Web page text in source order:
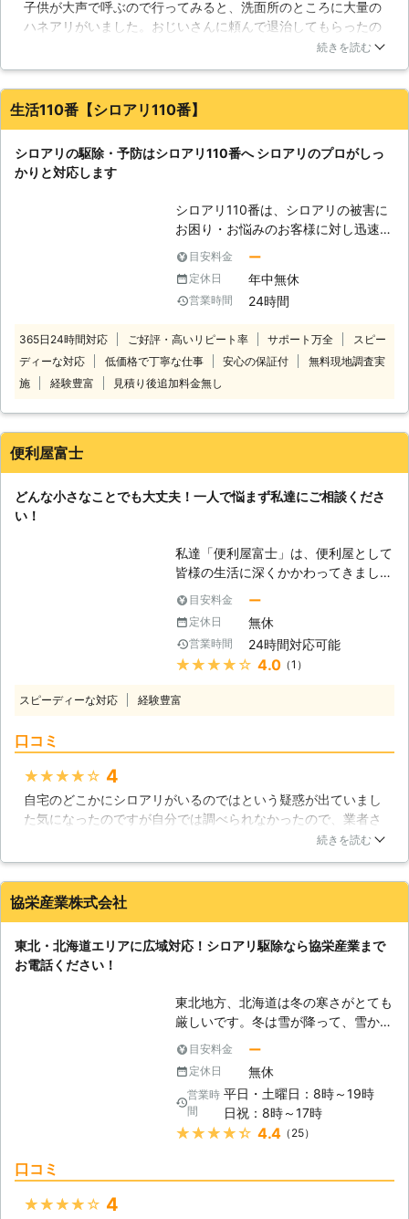
違う音がするハズです。玄関やお風呂
の床がいつもより柔らかいなと思った
経験はありませんでしょうか？もし、
柔らかくなっているのであればシロア
リの被害を受けている可能性が高いの
です。 【シロアリはすぐに駆除しま
見つけたらすぐに原因を特定すること
をおススメします。いや、おススメす
しょうシロアリの種類で「イエシロア
リ」というのがいるのですが、イエシ
ロアリの巣の中にはなんと50万～100
万匹ほどのシロアリが住んでいるので
す。見つけたシロアリが一匹でも、元
を辿るとそんな大量のシロアリがいる
にシロアリの巣があるかもしれませ
ん。もし、駆除をしたいのであれば当
子供が大声で呼ぶので行ってみると、洗面所のところに大量の
ハネアリがいました。おじいさんに頼んで退治してもらったの
ですが、今後どうするのか家族会議を開きました。そこで、旦
説明、てきぱきと作業もしてくれ、プロの仕事を見せてくれま
した。いつも丁寧な挨拶をしてくれ、とても気持ち良い担当者
いと思っています。
続きを読む
生活110番【シロアリ110番】
シロアリの駆除・予防はシロアリ110番へ シロアリのプロがしっ
かりと対応します
シロアリ110番は、シロアリの被害に
お困り・お悩みのお客様に対し迅速な
対応をさせていただいております。
シロアリは一匹でもいたら3万匹はい
ると言われています。もしも家の中や
お庭などでシロアリを見かけた際は被
い。駆除が遅れると、さらに被害が拡
大します。シロアリ110番では全国数
多くの加盟店と提携していますので、
経験と実績が豊富だから、これまでに
ら、施工に必要な時間も短縮。そし
て、常にお客様目線での作業を心掛け
やマンションなどの貨物物件などに出
現したシロアリの駆除、防除も対応し
ております。アリみたいな虫がいたけ
る…一回見積もりだけでもしてもらい
たい。ささいなことでも一度シロアリ
110番にお任せください！ シロアリを
ならず定期的な薬剤配布による対策が
ださい。
目安料金 ー
定休日 年中無休
営業時間 24時間
365日24時間対応 ご好評・高いリピート率 サポート万全
スピー
ディーな対応
低価格で丁寧な仕事 安心の保証付
無料現地調査実
施
経験豊富 見積り後追加料金無し
便利屋富士
どんな小さなことでも大丈夫！一人で悩まず私達にご相談くださ
い！
私達「便利屋富士」は、便利屋として
皆様の生活に深くかかわってきまし
た。そのため、住まいのどういった所
に問題が生じやすいかや、どういった
時にお困りごとが発生するかなどを熟
知しています。皆様に安心して頼って
頂ける存在となれるよう、日々努力を
からその他の害虫駆除もお任せくださ
アリの羽アリは、4～6月頃に大量に
発生します。羽アリは、シロアリの巣
内の個体数が増えすぎてバランスが崩
れた時に発生します。羽アリとなった
シロアリは巣を離れ、新しい営巣場所
リは外敵から身を守ることができませ
ん。そのため、羽アリは大量に発生し
き上げる個体はほんのわずかです。
シロアリの羽アリが大量発生した場
合、近くに巣がある可能性がありま
す。羽アリは自ら外に飛び出すためシ
ロアリよりも格段に発見しやすいで
す。羽アリの発生は、シロアリ駆除へ
の第一歩となることもあるのです。
目安料金 ー
定休日 無休
営業時間 24時間対応可能
★★★★★ 4.0（1）
スピーディーな対応 経験豊富
口コミ
★★★★★ 4
自宅のどこかにシロアリがいるのではという疑惑が出ていまし
た気になったのですが自分では調べられなかったので、業者さ
んに来てもらって詳しく調べてもらうことにしました。こちら
るということで任せてみようと思いました。作業日当日のスタ
ッフの対応はまあまあな感じでした。特に問題なく作業は終わ
青森県 青森市
続きを読む
協栄産業株式会社
東北・北海道エリアに広域対応！シロアリ駆除なら協栄産業まで
お電話ください！
東北地方、北海道は冬の寒さがとても
厳しいです。冬は雪が降って、雪かき
が欠かせません。でも、そんな土地で
さえシロアリというのは生息していま
す。夏の暑さは北国も関東に負けず劣
らずです。春のおとずれととともに、
シロアリの被害が徐々に増え始めま
す。大事な家を食い荒らすシロアリへ
目安料金 ー
定休日 無休
営業時
間
平日・土曜日：8時～19時
日祝：8時～17時
★★★★★ 4.4（25）
口コミ
★★★★★ 4